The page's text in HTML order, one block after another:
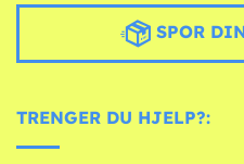
SPOR
TRENGER DU HJELP?: